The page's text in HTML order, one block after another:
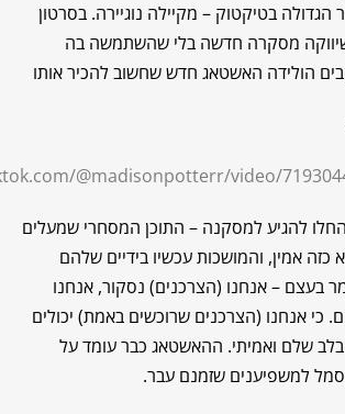
הגדולה בטיקטוק – מקיילה נוגיירה. בסרטון
מסקרה חדשה בלי שהשתמשה בה
הולידה האשטאג חדש שחשוב להכיר אותו
@madisonpotterr/video/
בני ובנות דור ה-Z החלו להגיע למסקנה – התוכן המסחרי שמעלים
אמין, והמושכות עכשיו בידיים שלהם
בעצם – אנחנו (הצרכנים) נסקור, אנחנו
כי אנחנו (הצרכנים שרוכשים באמת) יכולים
שלם ואמיתי. ההאשטאג כבר עומד על
למשפיענים שזמנם עבר.